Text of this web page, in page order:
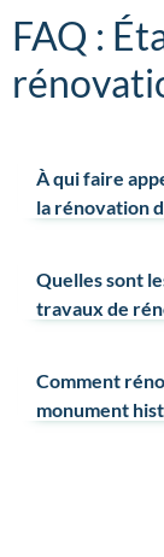
FAQ :
À qui faire
la rénovation
Quelles sont
travaux de
Comment
monument